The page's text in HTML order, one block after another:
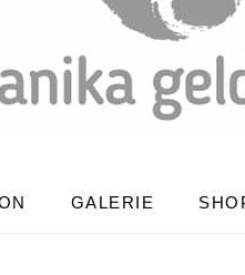
GALERIE